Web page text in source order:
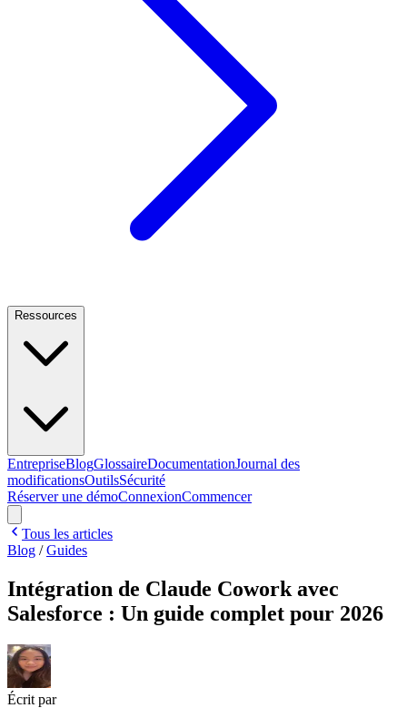
Ressources
EntrepriseBlogGlossaireDocumentationJournal des
modificationsOutilsSécurité
Réserver une démoConnexionCommencer
Tous les articles
Blog /Guides
Intégration de Claude Cowork avec
Salesforce : Un guide complet pour 2026
Écrit par